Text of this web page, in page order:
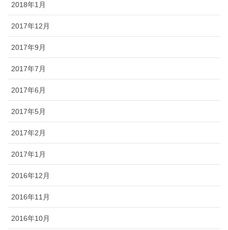
2018年1月
2017年12月
2017年9月
2017年7月
2017年6月
2017年5月
2017年2月
2017年1月
2016年12月
2016年11月
2016年10月